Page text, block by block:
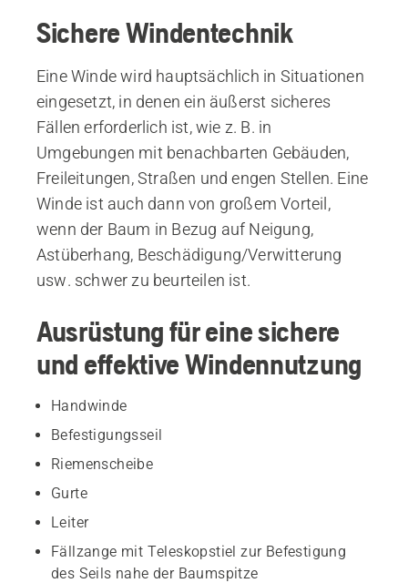
Sichere Windentechnik
Eine Winde wird hauptsächlich in Situationen
eingesetzt, in denen ein äußerst sicheres
Fällen erforderlich ist, wie z. B. in
Umgebungen mit benachbarten Gebäuden,
Freileitungen, Straßen und engen Stellen. Eine
Winde ist auch dann von großem Vorteil,
wenn der Baum in Bezug auf Neigung,
Astüberhang, Beschädigung/Verwitterung
usw. schwer zu beurteilen ist.
Ausrüstung für eine sichere
und effektive Windennutzung
Handwinde
Befestigungsseil
Riemenscheibe
Gurte
Leiter
Fällzange mit Teleskopstiel zur Befestigung
des Seils nahe der Baumspitze